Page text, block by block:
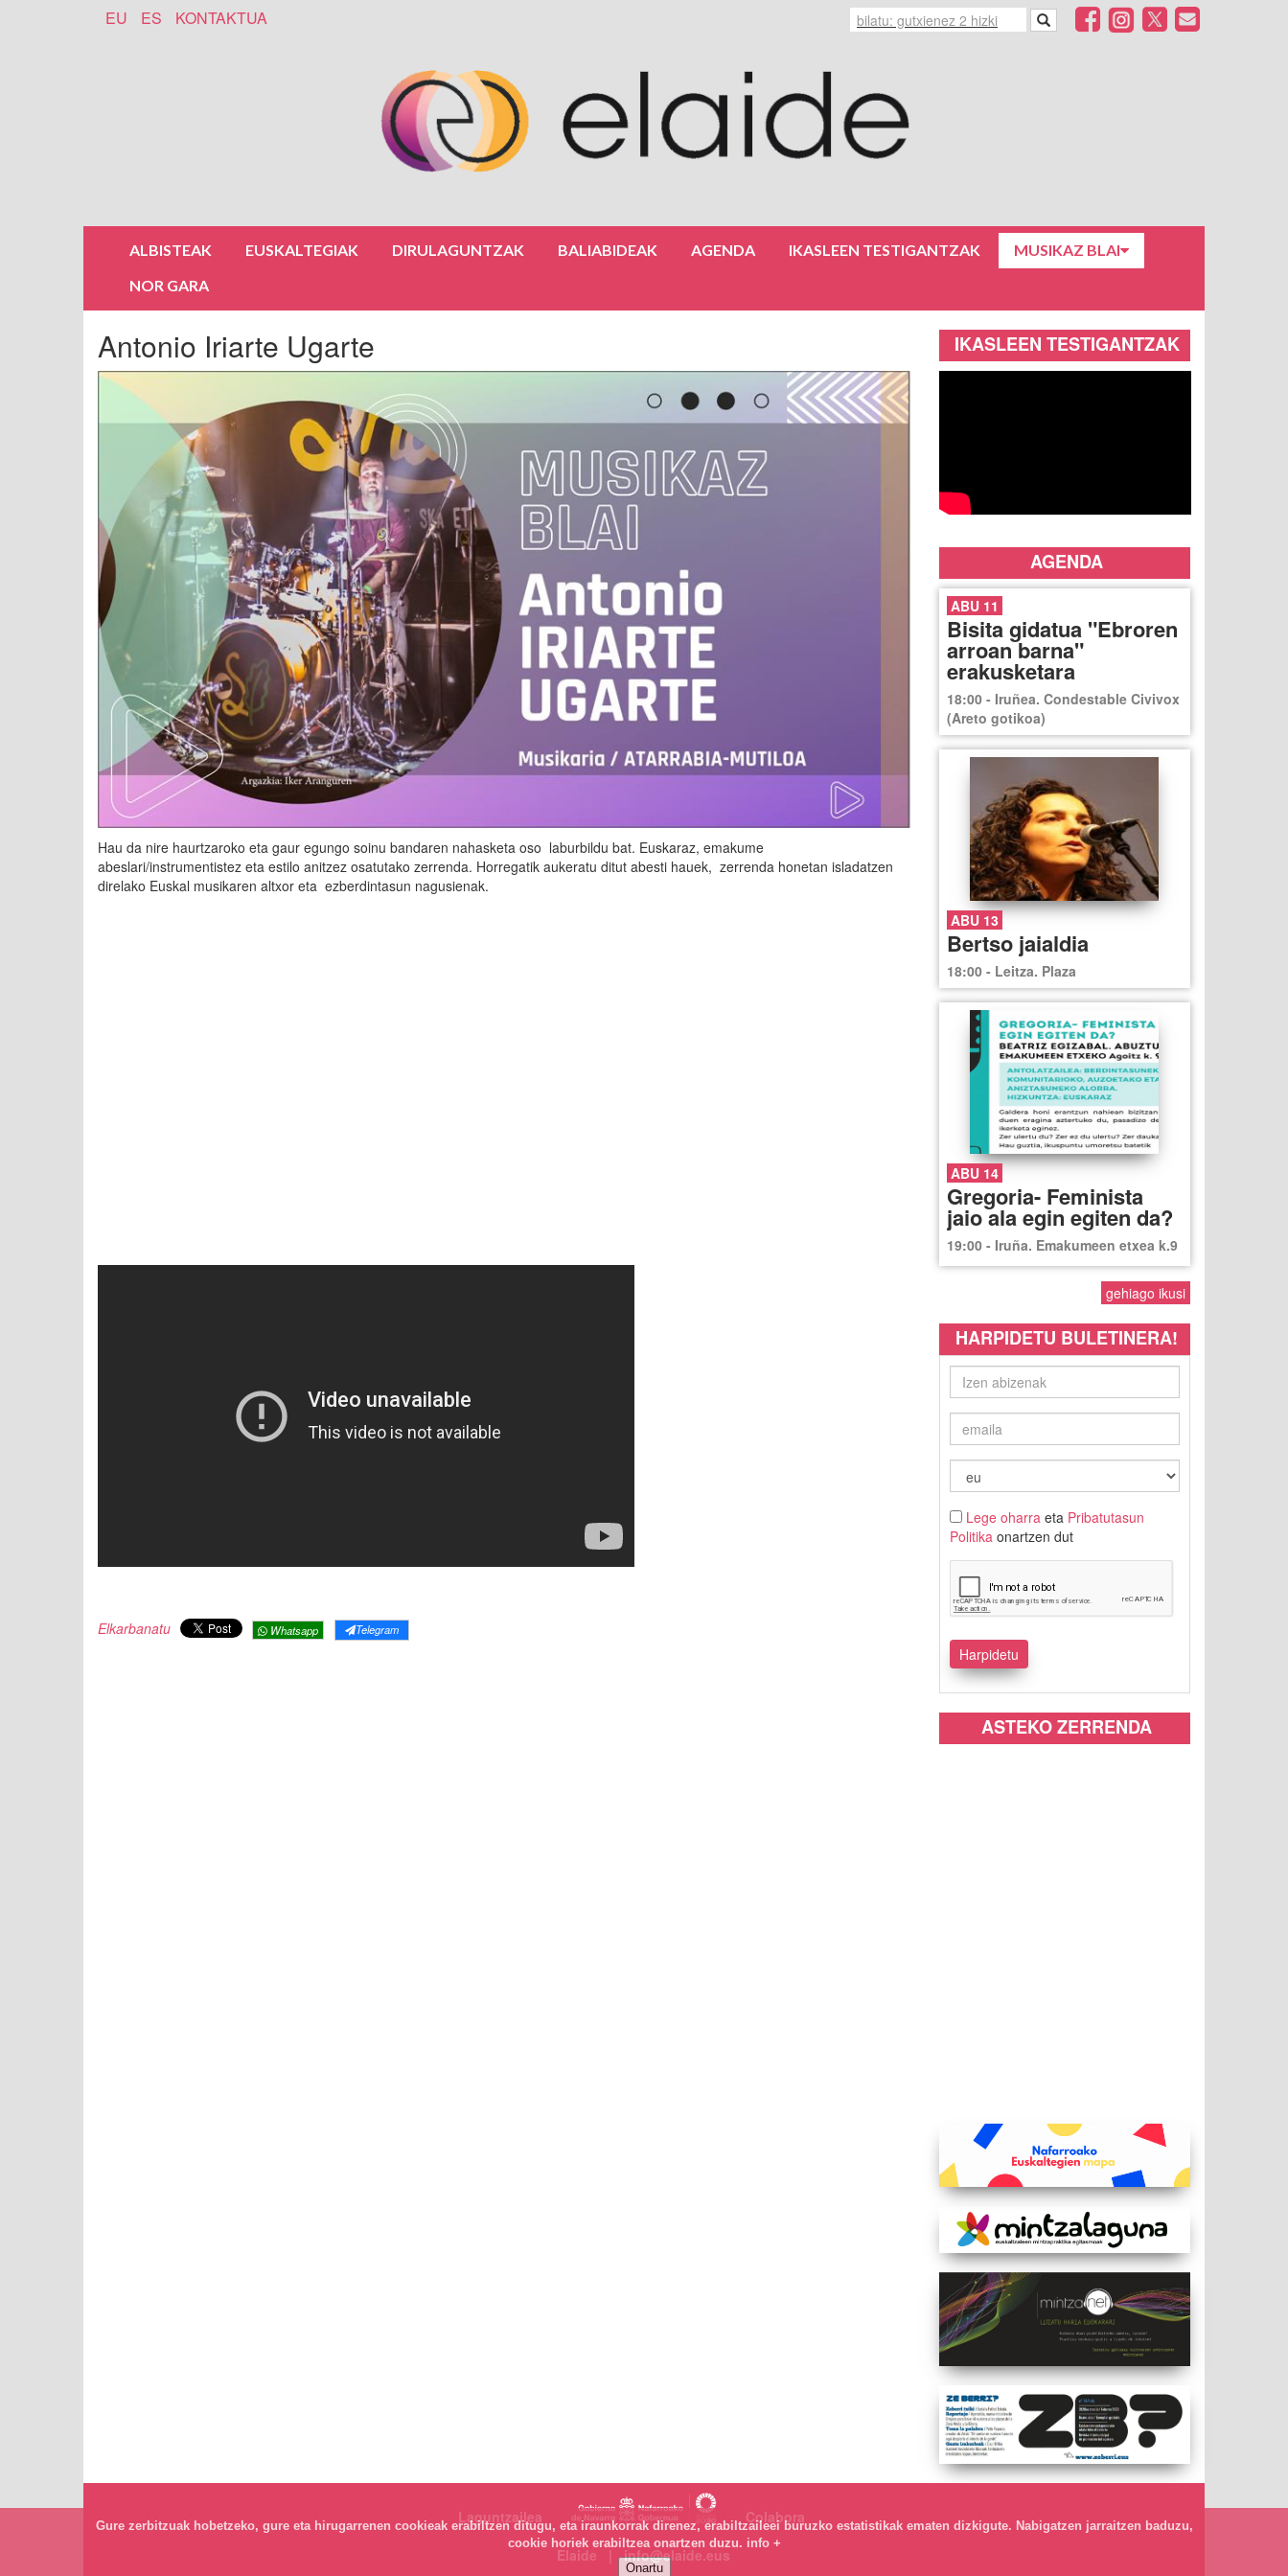
EU ES KONTAKTUA
ALBISTEAK EUSKALTEGIAK DIRULAGUNTZAK BALIABIDEAK AGENDA IKASLEEN TESTIGANTZAK
MUSIKAZ BLAI
NOR GARA
Antonio Iriarte Ugarte
Hau da nire haurtzaroko eta gaur egungo soinu bandaren nahasketa oso laburbildu bat. Euskaraz, emakume
abeslari/instrumentistez eta estilo anitzez osatutako zerrenda. Horregatik aukeratu ditut abesti hauek, zerrenda honetan isladatzen
direlako Euskal musikaren altxor eta ezberdintasun nagusienak.
Elkarbanatu Whatsapp Telegram
IKASLEEN TESTIGANTZAK
AGENDA
ABU 11
Bisita gidatua "Ebroren
arroan barna"
erakusketara
18:00 - Iruñea. Condestable Civivox
(Areto gotikoa)
ABU 13
Bertso jaialdia
18:00 - Leitza. Plaza
ABU 14
Gregoria- Feminista
jaio ala egin egiten da?
19:00 - Iruña. Emakumeen etxea k.9
gehiago ikusi
HARPIDETU BULETINERA!
Lege oharraeta Pribatutasun
Politikaonartzen dut
ASTEKO ZERRENDA
Laguntzailea
Colabora
Elaide | info@elaide.eus
Gure zerbitzuak hobetzeko, gure eta hirugarrenen cookieak erabiltzen ditugu, eta iraunkorrak direnez, erabiltzaileei buruzko estatistikak ematen dizkigute. Nabigatzen jarraitzen baduzu,
cookie horiek erabiltzea onartzen duzu. info +